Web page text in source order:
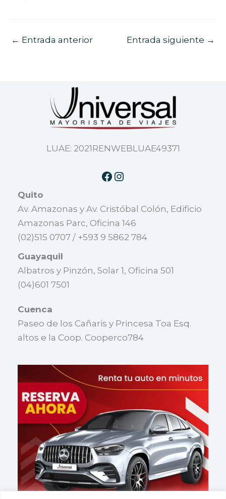
← Entrada anterior Entrada siguiente →
LUAE: 2021RENWEBLUAE49371
Quito
Av. Amazonas y Av. Cristóbal Colón, Edificio
Amazonas Parc, Oficina 146
(02)515 0707 / +593 9 5862 784
Guayaquil
Albatros y Pinzón, Solar 1, Oficina 501
(04)601 7501
Cuenca
Paseo de los Cañaris y Princesa Toa Esq.
altos e la Coop. Cooperco784